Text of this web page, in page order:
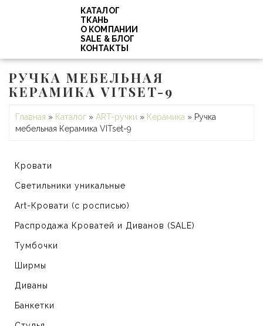
КАТАЛОГ
ТКАНЬ
О КОМПАНИИ
SALE & БЛОГ
КОНТАКТЫ
РУЧКА МЕБЕЛЬНАЯ
КЕРАМИКА VITSET-9
Главная » Каталог » ART-ручки » Керамика » Ручка
мебельная Керамика VITset-9
Кровати
Светильники уникальные
Art-Кровати (с росписью)
Распродажа Кроватей и Диванов (SALE)
Тумбочки
Ширмы
Диваны
Банкетки